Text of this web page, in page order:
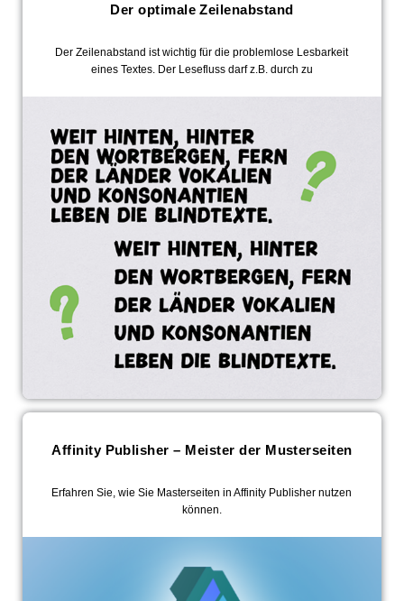
Der optimale Zeilenabstand
Der Zeilenabstand ist wichtig für die problemlose Lesbarkeit
eines Textes. Der Lesefluss darf z.B. durch zu
Affinity Publisher – Meister der Musterseiten
Erfahren Sie, wie Sie Masterseiten in Affinity Publisher nutzen
können.